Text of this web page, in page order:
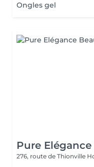
Ongles gel
Pure
276, route de Thionville